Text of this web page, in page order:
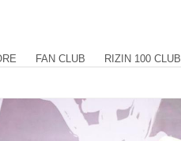
FAN CLUB RIZIN 100 CLUB